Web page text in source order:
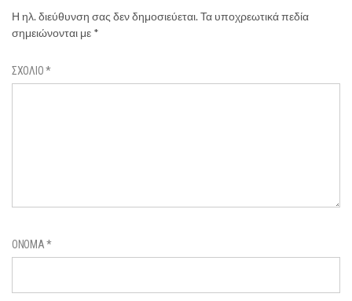
Η ηλ. διεύθυνση σας δεν δημοσιεύεται.Τα υποχρεωτικά πεδία
σημειώνονται με *
ΣΧΌΛΙΟ*
ΌΝΟΜΑ*